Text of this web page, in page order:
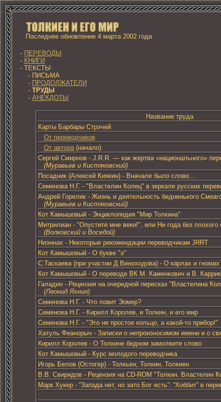
Последнее обновление 4 марта 2002 года
- ПЕРЕВОДЫ
- КНИГИ
- ТЕКСТЫ
- ПИСЬМА
- ПРОДОЛЖАТЕЛИ
- ТРУДЫ
- АНЕКДОТЫ
Название труда
Карты Барбары Стрэчей
От переводчиков
От автора(начало)
Сергей Смирнов - J.R.R. — как жертва «национального»
(Муравьев и Кистяковский)
Пoсадник (Алексей Киякин) - Вначале было слово...
Семенова Н.Г. - "Властелин Колец" в зеркале русских
Андрей Горелик - Жизнь и деятельность бедненького
(Муравьев и Кистяковский)
Кот Камышовый - Энциклопедия "Мир Толкина"
Митрилиан - "Опустите мне веки!", или Ни года без плохого
(Волковский и Воседой)
Ниэннах - Некоторые рекомендации переводчикам JRRT
Кот Камышовый - О букве "э"
С.Таскаева (при участии Д.Виноходова) - О карлах и гномах
Кот Камышовый - О переводе ВК М. Каменкович и В.
Галадин - Рецензия на очередной пересказ "Властелина
(Леонид Яхнин)
Семенова Н.Г. - Что ловит Эомер?
Семенова Н.Г. - Кирилл Королев, и Толкин, и его мир
Семенова Н.Г. - "Это не простое кольцо, а какой-то прибор!"
Хатуль Феанорыч - Записки о непроизносимом имени и о
Кирилл Королев - О Толкине бедном замолвите слово
Кот Камышовый - Курс молодого переводчика
Игорь Белов (Остогер) - Толкьен, Толкин, Толкиен
В.В. Свиридов - Рецензия на CD-ROM "Толкин. Властелин
Марк Хукер - “Запада нет, но зато Бог есть”: “Хоббит” в